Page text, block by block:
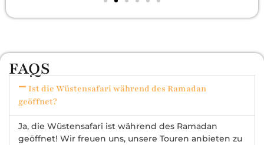
FAQS
Ist die Wüstensafari während des Ramadan
geöffnet?
Ja, die Wüstensafari ist während des Ramadan
geöffnet! Wir freuen uns, unsere Touren anbieten zu